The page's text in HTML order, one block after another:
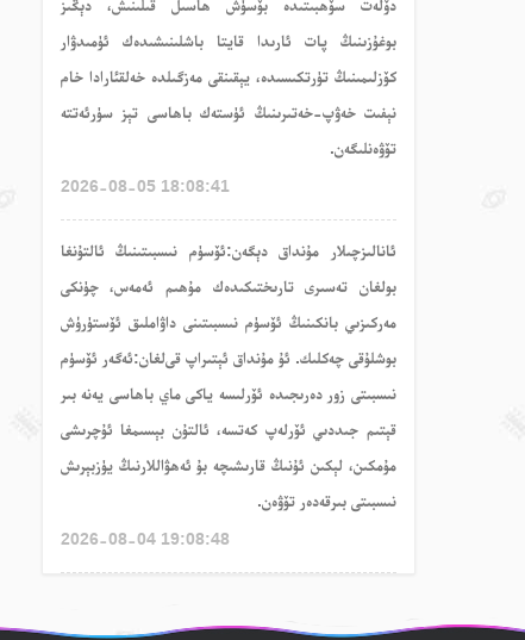
دۆلەت سۆھبىتىدە بۆسۈش ھاسىل قىلىنىش، دېڭىز
بوغۇزىنىڭ پات ئارىدا قايتا باشلىنىشىدەك ئۈمىدۋار
كۆزلىمىنىڭ تۈرتكىسىدە، يېقىنقى مەزگىلدە خەلقئارادا خام
نېفىت خەۋپ-خەتىرىنىڭ ئۈستەك باھاسى تېز سۈرئەتتە
تۆۋەنلىگەن.
2026-08-05 18:08:41
ئانالىزچىلار مۇنداقدېگەن:ئۆسۈم نىسبىتىنىڭ ئالتۇنغا
بولغان تەسىرى تارىختىكىدەك مۇھىم ئەمەس، چۈنكى
مەركىزىي بانكىنىڭ ئۆسۈم نىسبىتىنى داۋاملىق ئۆستۈرۈش
بوشلۇقى چەكلىك. ئۇ مۇنداق ئېتىراپ قىلغان:ئەگەر ئۆسۈم
نىسبىتى زور دەرىجىدە ئۆرلىسە ياكى ماي باھاسى يەنە بىر
قېتىم جىددىي ئۆرلەپ كەتسە، ئالتۇن بېسىمغا ئۇچرىشى
مۇمكىن، لېكىن ئۇنىڭ قارىشىچە بۇ ئەھۋاللارنىڭ يۈزبېرىش
نىسبىتى بىرقەدەر تۆۋەن.
2026-08-04 19:08:48